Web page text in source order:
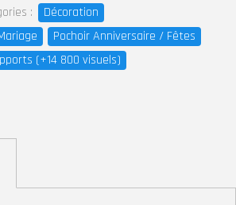
:
Décoration
Pochoir Anniversaire / Fêtes
(+14 800 visuels)